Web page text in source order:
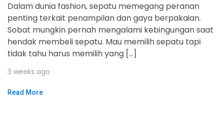
Dalam dunia fashion, sepatu memegang peranan
penting terkait penampilan dan gaya berpakaian.
Sobat mungkin pernah mengalami kebingungan saat
hendak membeli sepatu. Mau memilih sepatu tapi
tidak tahu harus memilih yang […]
3 weeks ago
Read More